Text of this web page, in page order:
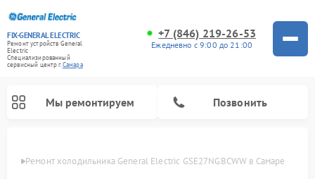
FIX-GENERAL ELECTRIC
Ремонт устройств General
Electric
Специализированный
cервисный центр г.Самара
+7 (846) 219-26-53
Ежедневно с 9:00 до 21:00
Мы ремонтируем Позвонить
Ремонт холодильника General Electric GSE27NGBCWW в Самаре